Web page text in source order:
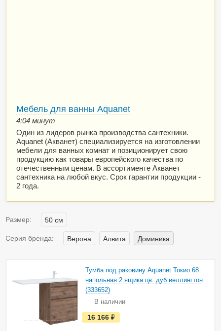
Мебель для ванны Aquanet
4:04 минут
Один из лидеров рынка производства сантехники.
Aquanet (Акванет) специализируется на изготовлении
мебели для ванных комнат и позиционирует свою
продукцию как товары европейского качества по
отечественным ценам. В ассортименте Акванет
сантехника на любой вкус. Срок гарантии продукции -
2 года.
Размер: 50 см
Серия бренда: Верона Алвита Доминика
Тумба под раковину Aquanet Токио 68
напольная 2 ящика цв. дуб веллингтон
(333652)
В наличии
е
с
16 166